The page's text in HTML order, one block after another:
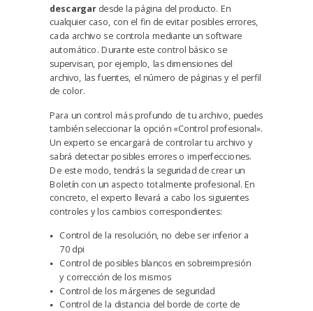
descargardesde la página del producto. En
cualquier caso, con el fin de evitar posibles errores,
cada archivo se controla mediante un software
automático. Durante este control básico se
supervisan, por ejemplo, las dimensiones del
archivo, las fuentes, el número de páginas y el perfil
de color.
Para un control más profundo de tu archivo, puedes
también seleccionar la opción «Control profesional».
Un experto se encargará de controlar tu archivo y
sabrá detectar posibles errores o imperfecciones.
De este modo, tendrás la seguridad de crear un
Boletín con un aspecto totalmente profesional. En
concreto, el experto llevará a cabo los siguientes
controles y los cambios correspondientes:
Control de la resolución, no debe ser inferior a
70 dpi
Control de posibles blancos en sobreimpresión
y corrección de los mismos
Control de los márgenes de seguridad
Control de la distancia del borde de corte de